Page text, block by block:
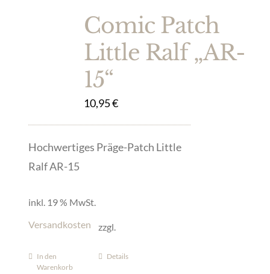
Comic Patch
Little Ralf „AR-
15“
10,95€
Hochwertiges Präge-Patch Little
Ralf AR-15
inkl. 19 % MwSt.
zzgl.
Versandkosten
In den
Warenkorb
Details